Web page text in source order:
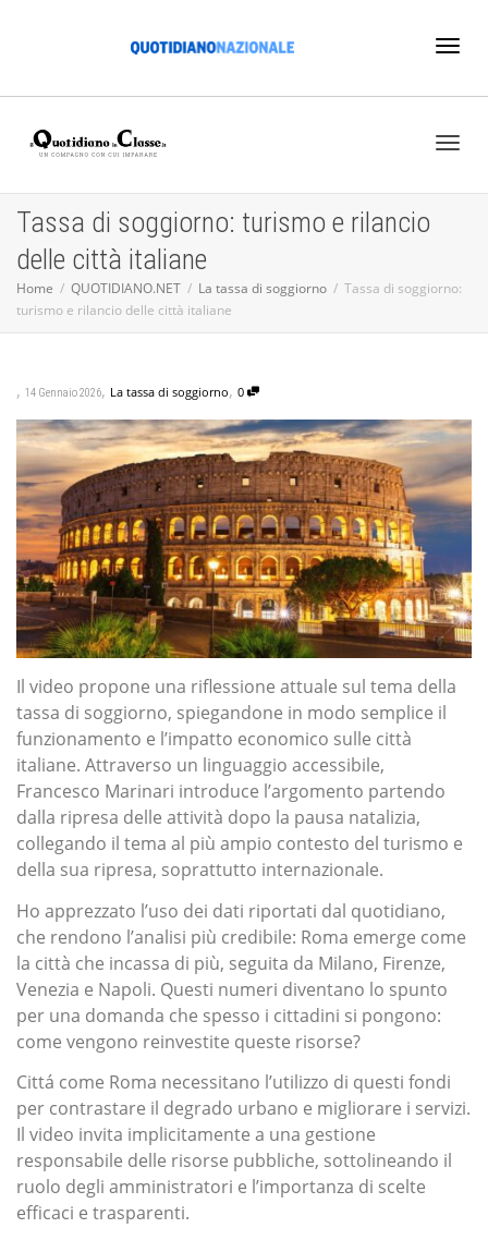
Tassa di soggiorno: turismo e rilancio
delle città italiane
Home QUOTIDIANO.NET La tassa di soggiorno
Tassa di soggiorno:
turismo e rilancio delle città italiane
, 14 Gennaio 2026, La tassa di soggiorno, 0
Il video propone una riflessione attuale sul tema della
tassa di soggiorno, spiegandone in modo semplice il
funzionamento e l’impatto economico sulle città
italiane. Attraverso un linguaggio accessibile,
Francesco Marinari introduce l’argomento partendo
dalla ripresa delle attività dopo la pausa natalizia,
collegando il tema al più ampio contesto del turismo e
della sua ripresa, soprattutto internazionale.
Ho apprezzato l’uso dei dati riportati dal quotidiano,
che rendono l’analisi più credibile: Roma emerge come
la città che incassa di più, seguita da Milano, Firenze,
Venezia e Napoli. Questi numeri diventano lo spunto
per una domanda che spesso i cittadini si pongono:
come vengono reinvestite queste risorse?
Cittá come Roma necessitano l’utilizzo di questi fondi
per contrastare il degrado urbano e migliorare i servizi.
Il video invita implicitamente a una gestione
responsabile delle risorse pubbliche, sottolineando il
ruolo degli amministratori e l’importanza di scelte
efficaci e trasparenti.